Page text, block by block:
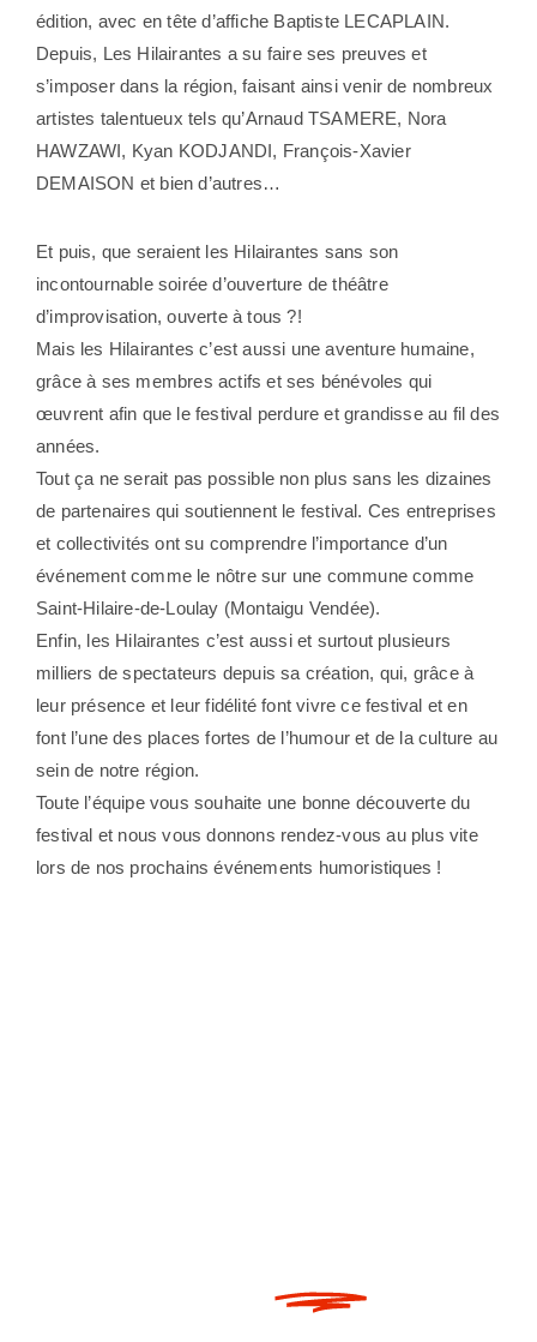
édition, avec en tête d’affiche Baptiste LECAPLAIN.
Depuis, Les Hilairantes a su faire ses preuves et
s’imposer dans la région, faisant ainsi venir de nombreux
artistes talentueux tels qu’Arnaud TSAMERE, Nora
HAWZAWI, Kyan KODJANDI, François-Xavier
DEMAISON et bien d’autres…
Et puis, que seraient les Hilairantes sans son
incontournable soirée d’ouverture de théâtre
d’improvisation, ouverte à tous ?!
Mais les Hilairantes c’est aussi une aventure humaine,
grâce à ses membres actifs et ses bénévoles qui
œuvrent afin que le festival perdure et grandisse au fil des
années.
Tout ça ne serait pas possible non plus sans les dizaines
de partenaires qui soutiennent le festival. Ces entreprises
et collectivités ont su comprendre l’importance d’un
événement comme le nôtre sur une commune comme
Saint-Hilaire-de-Loulay (Montaigu Vendée).
Enfin, les Hilairantes c’est aussi et surtout plusieurs
milliers de spectateurs depuis sa création, qui, grâce à
leur présence et leur fidélité font vivre ce festival et en
font l’une des places fortes de l’humour et de la culture au
sein de notre région.
Toute l’équipe vous souhaite une bonne découverte du
festival et nous vous donnons rendez-vous au plus vite
lors de nos prochains événements humoristiques !